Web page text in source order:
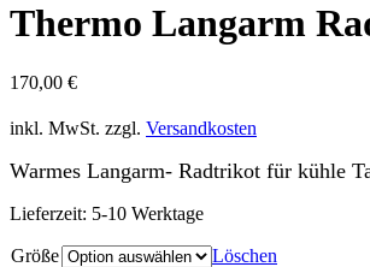
Thermo Langarm
170,00 €
inkl. MwSt. zzgl. Versandkosten
Warmes Langarm- Radtrikot für kühle
Lieferzeit: 5-10 Werktage
Größe Löschen